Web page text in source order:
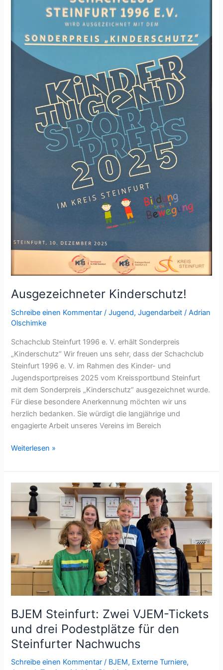
Anfänger:innen
(DWZ
Ausgezeichneter Kinderschutz!
Schreibe einen Kommentar /Jugend,Jugendarbeit /Adrian
Olschimke
Schachclub Steinfurt 1996 e. V. erhält Sonderpreis
„Kinderschutz“ Wir freuen uns sehr, dass der Schachclub
Steinfurt 1996 e. V. im Rahmen des Kinder- und
Jugendsportpreises 2025 vom Kreissportbund Steinfurt
mit dem Sonderpreis „Kinderschutz“ ausgezeichnet wurde.
Für diese besondere Anerkennung möchten wir uns
herzlich bedanken. Sie würdigt die langjährige und
engagierte Arbeit unseres Vereins im Bereich
Ausgezeichneter
Weiterlesen »
BJEM Steinfurt: Zwei VJEM-Tickets
und drei Podestplätze für den
Steinfurter Nachwuchs
Schreibe einen Kommentar / BJEM, Externe Turniere,